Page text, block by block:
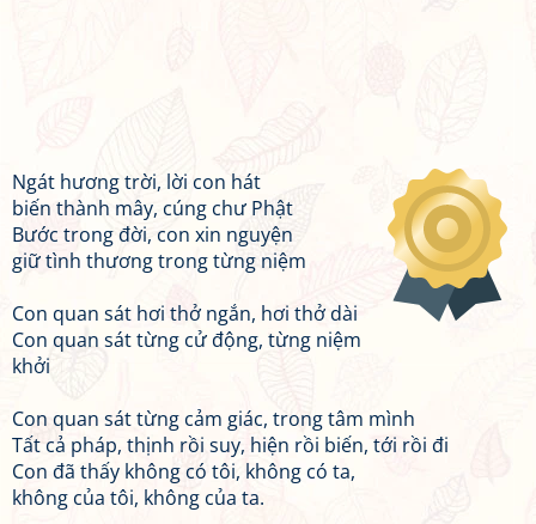
Ngát hương trời, lời con hát
biến thành mây, cúng chư Phật
Bước trong đời, con xin nguyện
giữ tình thương trong từng niệm
Con quan sát hơi thở ngắn, hơi thở dài
Con quan sát từng cử động, từng niệm
khởi
Con quan sát từng cảm giác, trong tâm mình
Tất cả pháp, thịnh rồi suy, hiện rồi biến, tới rồi đi
Con đã thấy không có tôi, không có ta,
không của tôi, không của ta.